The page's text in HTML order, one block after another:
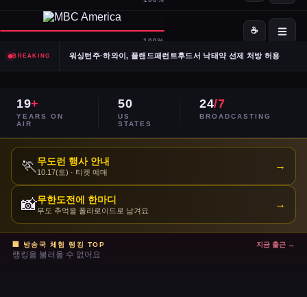
BREAKING
Meta, 전체 인력 10% 감원 후 수천 명을 AI 사업부로 재배치
워싱턴주·하와이, 플랜드패런트후드서 낙태약 선제 처방 허용
이란, 호르무즈 해협 '통제 해양 구역' 선언… 긴장 고조
민주당 전국위, 2024년 선거 검토 보고서 '불완전·검증 불가' 판정
주거비 계속 상승 — 임차인·주택 구매자 모두 부담 가중
이스라엘, 레바논 휴전 연장 합의 후에도 공격 지속
19+
YEARS ON
AIR
50
US
STATES
24/7
BROADCASTING
🏃 무도런 행사 안내
10.17(토) · 티켓 예매
→
📸무한도전에 한마디
무도 추억을 폴라로이드로 남겨요
→
🏢 방송국 체험 랭킹 TOP 지금 출근 →
랭킹을 불러올 수 없어요